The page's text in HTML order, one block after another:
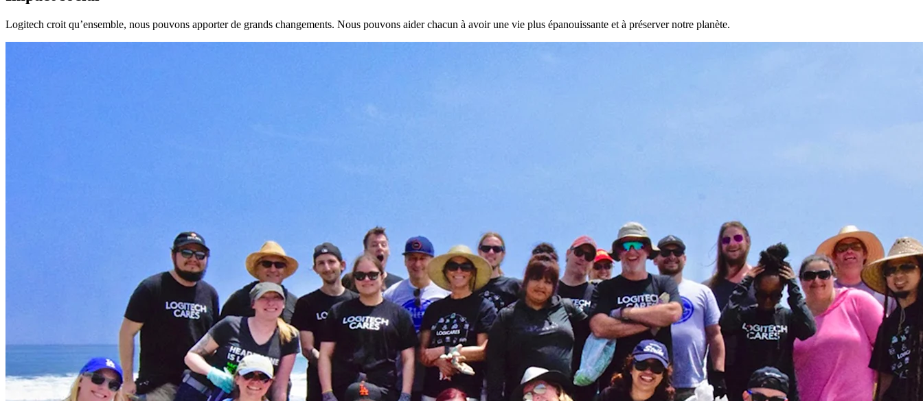
Logitech croit qu’ensemble, nous pouvons apporter de grands changements. Nous pouvons aider chacun à avoir une vie plus épanouissante et à préserver notre planète.